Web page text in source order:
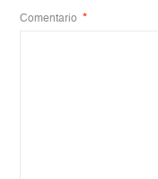
Comentario *